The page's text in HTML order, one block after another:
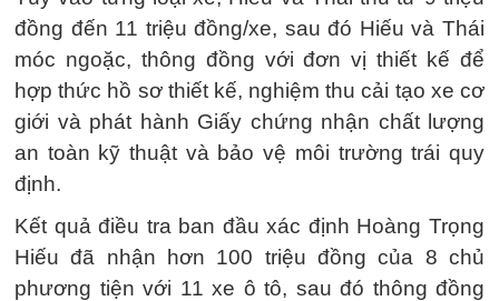
đồng đến 11 triệu đồng/xe, sau đó Hiếu và Thái
móc ngoặc, thông đồng với đơn vị thiết kế để
hợp thức hồ sơ thiết kế, nghiệm thu cải tạo xe cơ
giới và phát hành Giấy chứng nhận chất lượng
an toàn kỹ thuật và bảo vệ môi trường trái quy
định.
Kết quả điều tra ban đầu xác định Hoàng Trọng
Hiếu đã nhận hơn 100 triệu đồng của 8 chủ
phương tiện với 11 xe ô tô, sau đó thông đồng